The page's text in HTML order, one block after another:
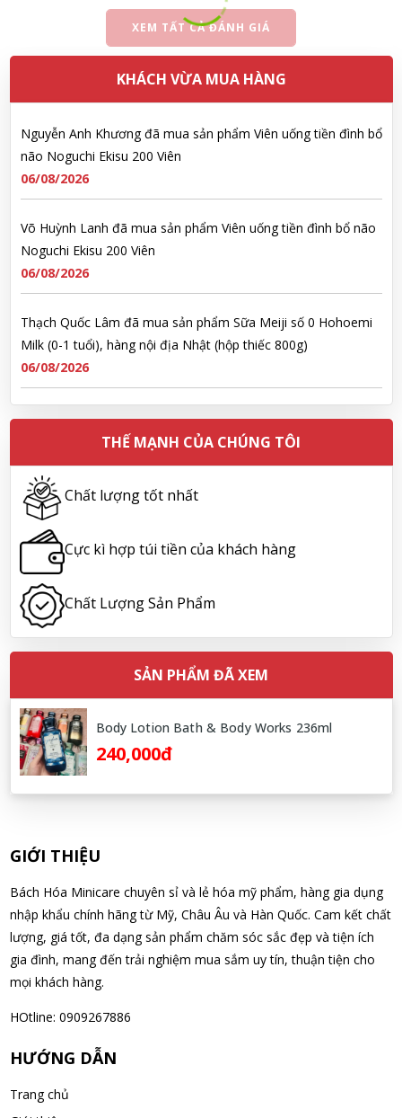
XEM TẤT CẢ ĐÁNH GIÁ
KHÁCH VỪA MUA HÀNG
Milk (0-1 tuổi), hàng nội địa Nhật (hộp thiếc 800g)
06/08/2026
06/08/2026
06/08/2026
Milk (0-1 tuổi), hàng nội địa Nhật (hộp thiếc 800g)
06/08/2026
Lê Công Hoàng Huy đã mua sản phẩm Viên uống tiền đình bổ
não Noguchi Ekisu 200 Viên
06/08/2026
Hoàng Nhật Nam đã mua sản phẩm Sữa tắm Pigeon Baby
Soap dạng túi 400ml Nhật Bản
06/08/2026
Nguyễn Nhật Quang đã mua sản phẩm Sữa tắm Pigeon Baby
Soap dạng túi 400ml Nhật Bản
06/08/2026
Võ Thị Thanh Tươi đã mua sản phẩm Men Vi Sinh BioGaia
Nhật Bản lọ 5ml cho trẻ Sơ Sinh
06/08/2026
Đặng Hòa Khánh Yên đã mua sản phẩm Men Vi Sinh BioGaia
06/08/2026
Nguyễn Văn Cảnh đã mua sản phẩm Sữa Meiji số 0 Hohoemi
Milk (0-1 tuổi), hàng nội địa Nhật (hộp thiếc 800g)
06/08/2026
não Noguchi Ekisu 200 Viên
THẾ MẠNH CỦA CHÚNG TÔI
Chất lượng tốt nhất
Cực kì hợp túi tiền của khách hàng
Chất Lượng Sản Phẩm
SẢN PHẨM ĐÃ XEM
Body Lotion Bath & Body Works 236ml
240,000đ
GIỚI THIỆU
Bách Hóa Minicare chuyên sỉ và lẻ hóa mỹ phẩm, hàng gia dụng
nhập khẩu chính hãng từ Mỹ, Châu Âu và Hàn Quốc. Cam kết chất
lượng, giá tốt, đa dạng sản phẩm chăm sóc sắc đẹp và tiện ích
gia đình, mang đến trải nghiệm mua sắm uy tín, thuận tiện cho
mọi khách hàng.
HOtline: 0909267886
HƯỚNG DẪN
Trang chủ